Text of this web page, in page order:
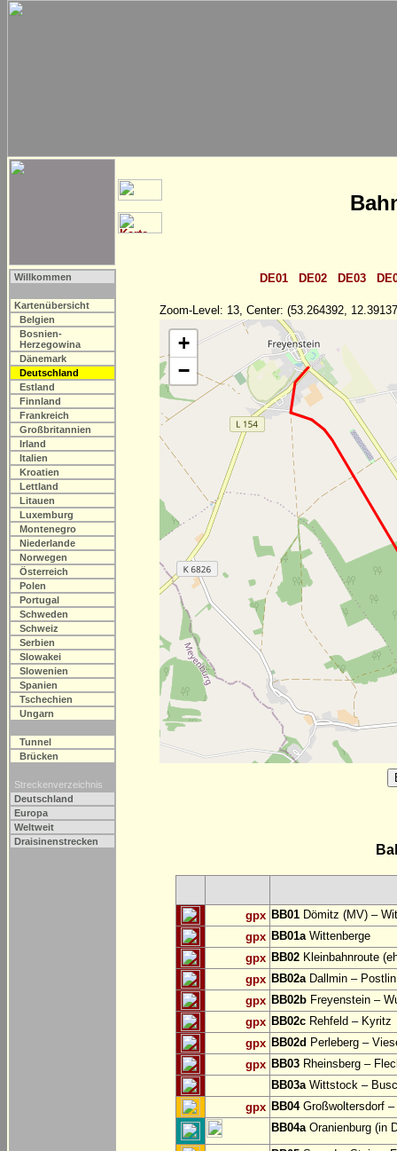
Willkommen
Kartenübersicht
Belgien
Bosnien-
Herzegowina
Dänemark
Deutschland
Estland
Finnland
Frankreich
Großbritannien
Irland
Italien
Kroatien
Lettland
Litauen
Luxemburg
Montenegro
Niederlande
Norwegen
Österreich
Polen
Portugal
Schweden
Schweiz
Serbien
Slowakei
Slowenien
Spanien
Tschechien
Ungarn
Tunnel
Brücken
Streckenverzeichnis
Deutschland
Europa
Weltweit
Draisinenstrecken
DE01 DE02 DE03
Zoom-Level: 13, Center: (53.264392,
+
−
gpx BB01 Dömitz (MV) –
gpx BB01aWittenberge
gpx BB02 Kleinbahnroute
gpx BB02aDallmin –
gpx BB02b Freyenstein –
gpx BB02c Rehfeld – Kyritz
gpx BB02d Perleberg –
gpx BB03 Rheinsberg –
BB03aWittstock –
gpx BB04Großwoltersdorf –
BB04aOranienburg (in